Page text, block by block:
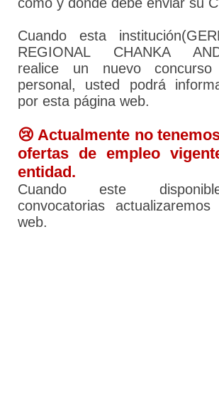
Cuando esta
REGIONAL CHANKA
realice un nuevo
personal, usted podrá
por esta página web.
😢 Actualmente no
ofertas de empleo
entidad.
Cuando este
convocatorias
web.